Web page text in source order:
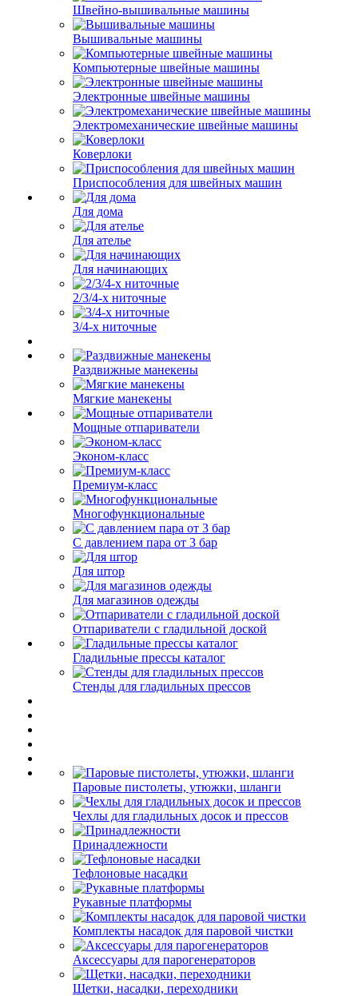
Швейно-вышивальные машины
Вышивальные машины
Компьютерные швейные машины
Электронные швейные машины
Электромеханические швейные машины
Коверлоки
Приспособления для швейных машин
Для дома
Для ателье
Для начинающих
2/3/4-х ниточные
3/4-х ниточные
Раздвижные манекены
Мягкие манекены
Мощные отпариватели
Эконом-класс
Премиум-класс
Многофункциональные
С давлением пара от 3 бар
Для штор
Для магазинов одежды
Отпариватели с гладильной доской
Гладильные прессы каталог
Стенды для гладильных прессов
Паровые пистолеты, утюжки, шланги
Чехлы для гладильных досок и прессов
Принадлежности
Тефлоновые насадки
Рукавные платформы
Комплекты насадок для паровой чистки
Аксессуары для парогенераторов
Щетки, насадки, переходники